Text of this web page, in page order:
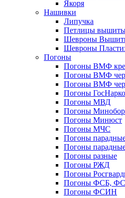
Якоря
Нашивки
Липучка
Петлицы
Шевроны
Шевроны
Погоны
Погоны ВМФ
Погоны ВМФ
Погоны ВМФ
Погоны
Погоны МВД
Погоны
Погоны Минюст
Погоны МЧС
Погоны
Погоны
Погоны разные
Погоны РЖД
Погоны
Погоны ФСБ,
Погоны ФСИН